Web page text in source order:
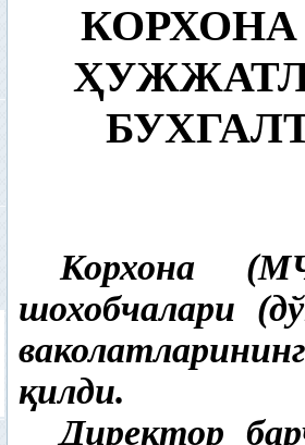
Ҳ
Корхона
шохобчалари
қилди.
Директор